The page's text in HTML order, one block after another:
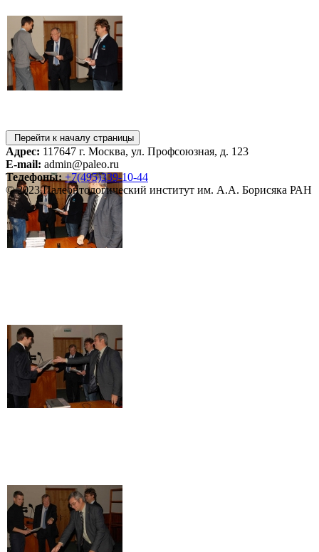
Перейти к началу страницы
Адрес: 117647 г. Москва, ул. Профсоюзная, д. 123
E-mail: admin@paleo.ru
Телефоны: +7(495)339-10-44
© 2023 Палеонтологический институт им. А.А. Борисяка РАН